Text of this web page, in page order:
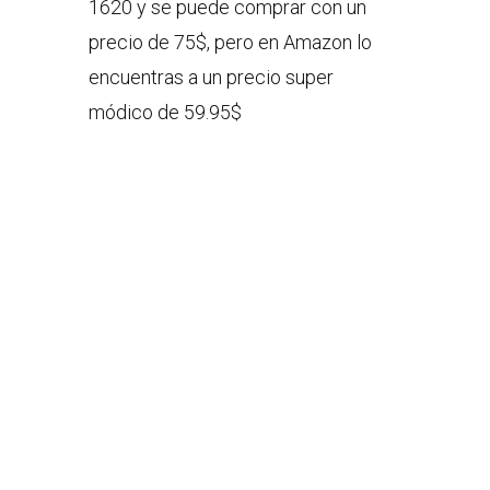
1620 y se puede comprar con un
precio de 75$, pero en Amazon lo
encuentras a un precio super
módico de 59.95$